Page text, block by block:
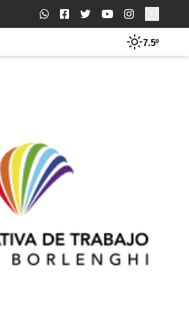
Buscar:
7.5º